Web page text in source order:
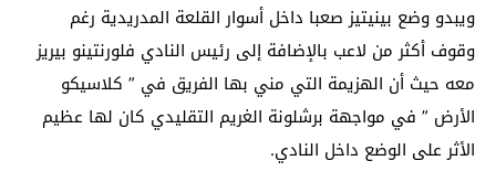
ويبدو وضع بينيتيز صعبا داخل أسوار القلعة المدريدية رغم
وقوف أكثر من لاعب بالإضافة إلى رئيس النادي فلورنتينو بيريز
معه حيث أن الهزيمة التي مني بها الفريق في ” كلاسيكو
الأرض ” في مواجهة برشلونة الغريم التقليدي كان لها عظيم
الأثر على الوضع داخل النادي.